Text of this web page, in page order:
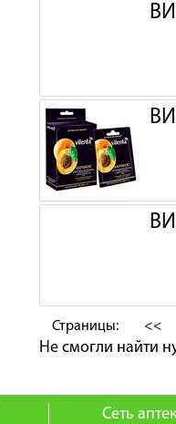
Страницы: <<
Не смогли найти
Сеть